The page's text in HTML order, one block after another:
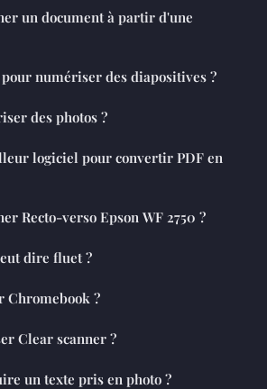
un document à partir d'une
numériser des diapositives ?
des photos ?
logiciel pour convertir PDF en
Recto-verso Epson WF 2750 ?
dire fluet ?
Chromebook ?
Clear scanner ?
un texte pris en photo ?